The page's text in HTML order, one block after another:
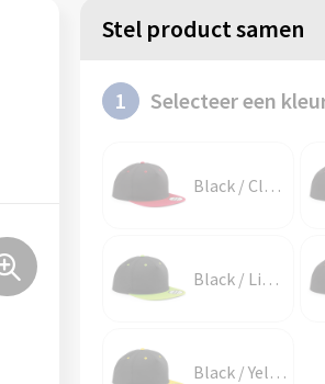
Stel product samen
1 Selecteer een
Black / Classic Red
Black / Lime Green
Black / Yellow